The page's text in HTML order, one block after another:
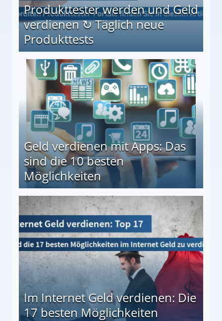
Produkttester werden und Geld
verdienen ↻ Täglich neue
Produkttests
↻ Täglich neue Produkttests
Geld verdienen mit Apps: Das
sind die 10 besten
Möglichkeiten
besten Möglichkeiten
Im Internet Geld verdienen: Die
17 besten Möglichkeiten